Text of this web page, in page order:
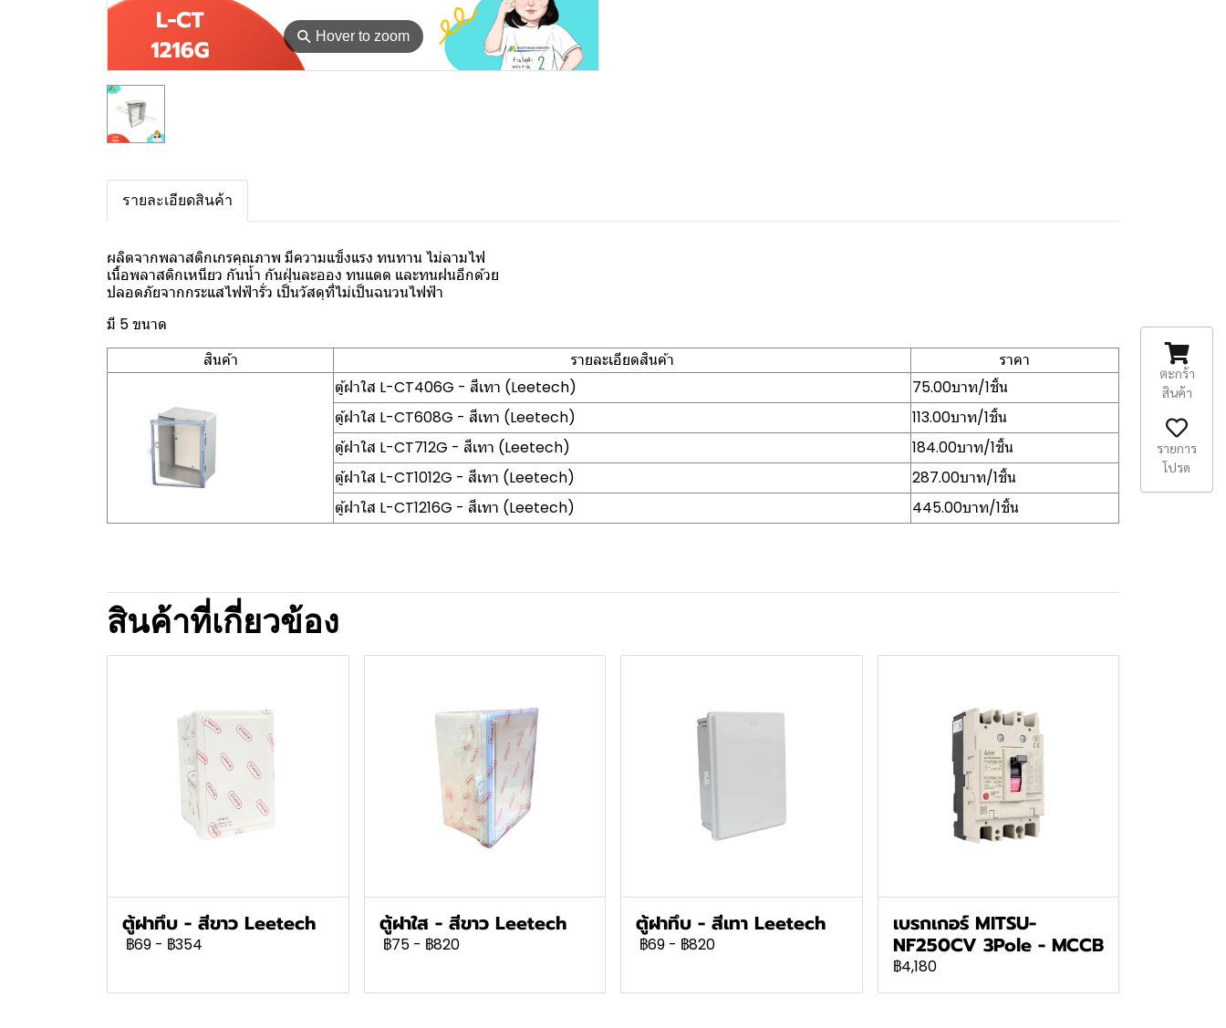
⚲ Hover to zoom
รายละเอียดสินค้า
ผลิตจากพลาสติกเกรคุณภาพ มีความแข็งแรง ทนทาน ไม่ลามไฟ
เนื้อพลาสติกเหนียว กันน้ำ กันฝุ่นละออง ทนแดด และทนฝนอีกด้วย
ปลอดภัยจากกระแสไฟฟ้ารั่ว เป็นวัสดุที่ไม่เป็นฉนวนไฟฟ้า
มี 5 ขนาด
สินค้า
รายละเอียดสินค้า
ราคา
ตู้ฝาใส L-CT406G - สีเทา (Leetech)
75.00บาท/1ชิ้น
ตู้ฝาใส L-CT608G - สีเทา (Leetech)
113.00บาท/1ชิ้น
ตู้ฝาใส L-CT712G - สีเทา (Leetech)
184.00บาท/1ชิ้น
ตู้ฝาใส L-CT1012G - สีเทา (Leetech)
287.00บาท/1ชิ้น
ตู้ฝาใส L-CT1216G - สีเทา (Leetech)
445.00บาท/1ชิ้น
สินค้าที่เกี่ยวข้อง
ตู้ฝาทึบ - สีขาว Leetech
฿69 - ฿354
ตู้ฝาใส - สีขาว Leetech
฿75 - ฿820
ตู้ฝาทึบ - สีเทา Leetech
฿69 - ฿820
เบรกเกอร์ MITSU-
NF250CV 3Pole - MCCB
฿4,180
ตะกร้า
สินค้า
รายการ
โปรด